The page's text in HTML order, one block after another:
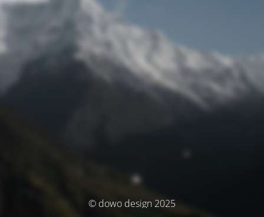
© dowo design 2025